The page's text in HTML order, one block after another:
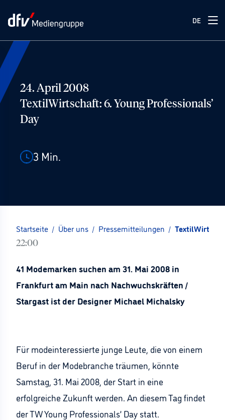
DE
24. April 2008
TextilWirtschaft: 6. Young Professionals’
Day
3 Min.
Startseite / Über uns / Pressemitteilungen /
22:00
41 Modemarken suchen am 31. Mai 2008 in
Frankfurt am Main nach Nachwuchskräften /
Stargast ist der Designer Michael Michalsky
Für modeinteressierte junge Leute, die von einem
Beruf in der Modebranche träumen, könnte
Samstag, 31. Mai 2008, der Start in eine
erfolgreiche Zukunft werden. An diesem Tag findet
der TW Young Professionals’ Day statt.